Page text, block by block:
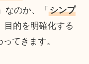
なのか、「 シンプ
目的を明確化する
てきます。